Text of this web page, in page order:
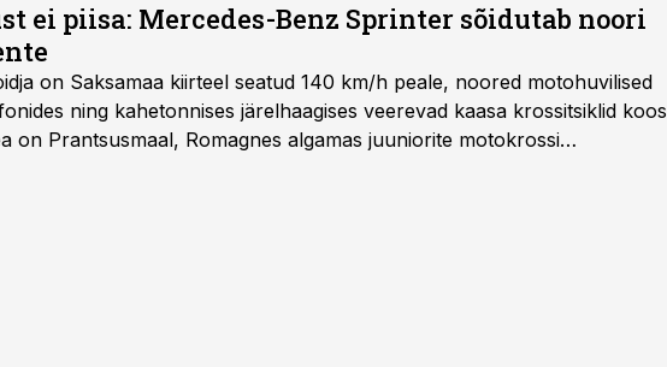
ei piisa: Mercedes-Benz Sprinter sõidutab noori
on Saksamaa kiirteel seatud 140 km/h peale, noored motohuvilised
ning kahetonnises järelhaagises veerevad kaasa krossitsiklid koos
on Prantsusmaal, Romagnes algamas juuniorite motokrossi